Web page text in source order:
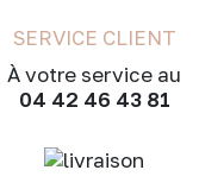
SERVICE CLIENT
À votre service au
04 42 46 43 81